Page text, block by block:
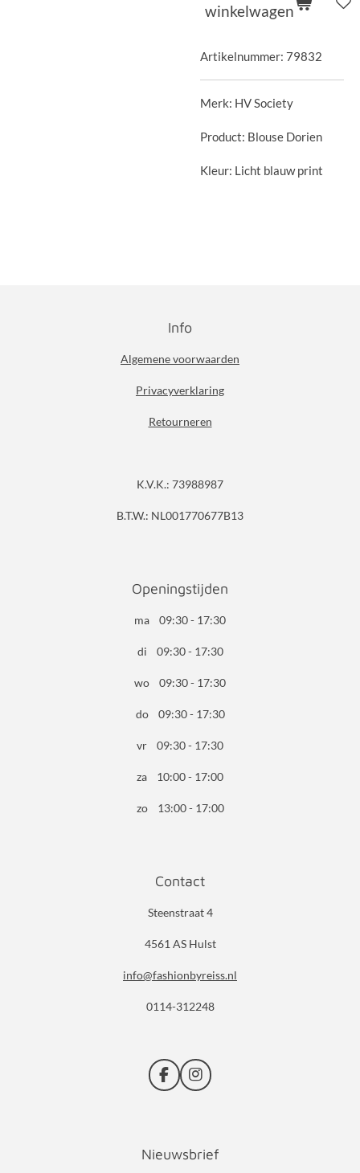
winkelwagen
Artikelnummer: 79832
Merk: HV Society
Product: Blouse Dorien
Kleur: Licht blauw print
Info
Algemene voorwaarden
Privacyverklaring
Retourneren
K.V.K.: 73988987
B.T.W.: NL001770677B13
Openingstijden
ma 09:30 - 17:30
di 09:30 - 17:30
wo 09:30 - 17:30
do 09:30 - 17:30
vr 09:30 - 17:30
za 10:00 - 17:00
zo 13:00 - 17:00
Contact
Steenstraat 4
4561 AS Hulst
info@fashionbyreiss.nl
0114-312248
F
a
o
I
n
g
Nieuwsbrief